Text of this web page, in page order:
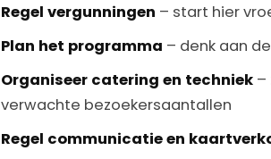
Regel vergunningen – start hier
Plan het programma – denk aan
Organiseer catering en techniek –
verwachte bezoekersaantallen
Regel communicatie en